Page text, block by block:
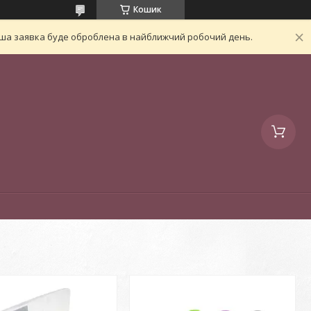
Кошик
заявка буде оброблена в найближчий робочий день.